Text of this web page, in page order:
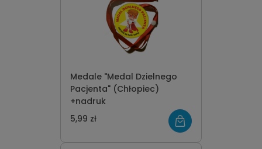
Medale "Medal Dzielnego
Pacjenta" (Chłopiec)
+nadruk
5,99 zł